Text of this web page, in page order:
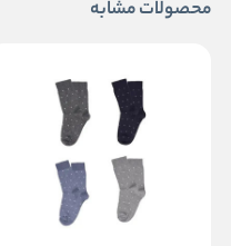
محصولات مشابه